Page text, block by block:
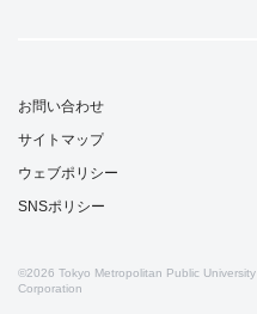
お問い合わせ
サイトマップ
ウェブポリシー
SNSポリシー
©2026 Tokyo Metropolitan Public University
Corporation